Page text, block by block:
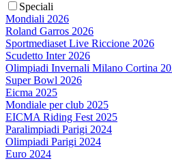
Speciali
Mondiali 2026
Roland Garros 2026
Sportmediaset Live Riccione 2026
Scudetto Inter 2026
Olimpiadi Invernali Milano Cortina
Super Bowl 2026
Eicma 2025
Mondiale per club 2025
EICMA Riding Fest 2025
Paralimpiadi Parigi 2024
Olimpiadi Parigi 2024
Euro 2024